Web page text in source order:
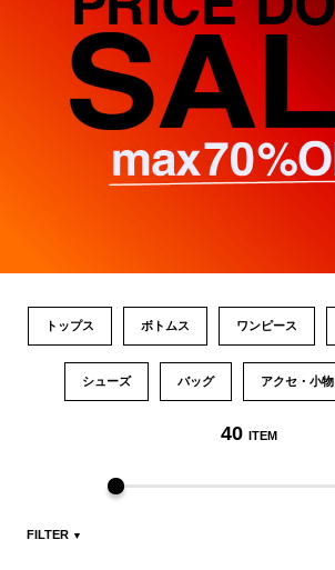
トップス ボトムス ワンピース
シューズ バッグ アクセ・小物
40 ITEM
FILTER ▼